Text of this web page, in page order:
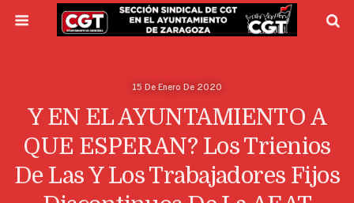
15 De Enero De 2020
Y EN EL AYUNTAMIENTO A
QUE ESPERAN? Los Trienios
De Las Y Los Trabajadores Fijos